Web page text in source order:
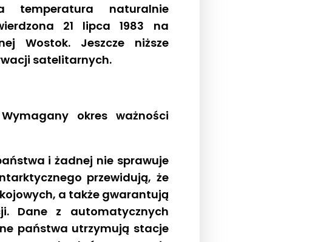
temperatura naturalnie
21 lipca 1983 na
Wostok. Jeszcze niższe
satelitarnych.
okres ważności
i żadnej nie sprawuje
przewidują, że
a także gwarantują
Dane z automatycznych
państwa utrzymują stacje